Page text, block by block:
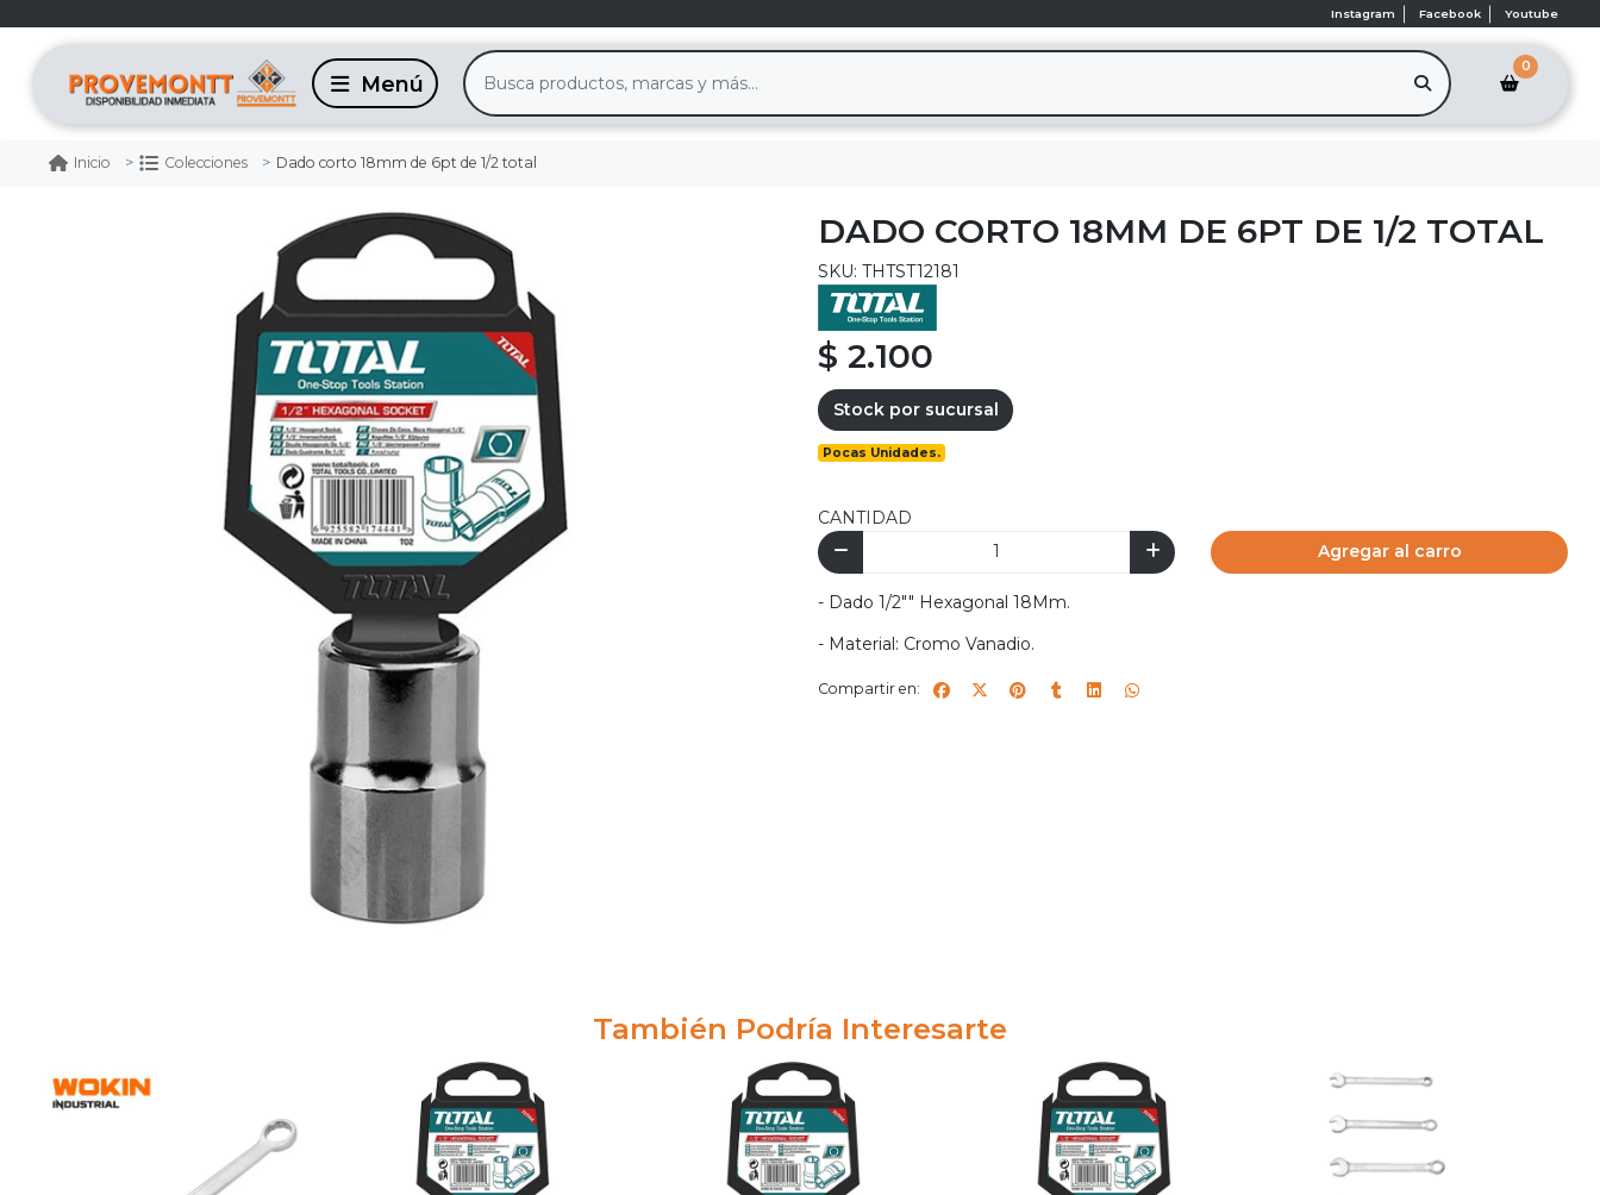
Instagram Facebook Youtube
0
Inicio Colecciones Dado corto 18mm de 6pt de 1/2 total
DADO CORTO 18MM DE 6PT DE 1/2 TOTAL
SKU: THTST12181
$ 2.100
Stock por sucursal
Pocas Unidades.
CANTIDAD
Agregar al carro
- Dado 1/2"" Hexagonal 18Mm.
- Material: Cromo Vanadio.
Compartir en:
También Podría Interesarte